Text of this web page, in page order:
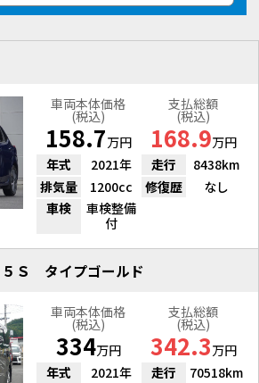
車両本体価格
(税込)
158.7万円
支払総額
(税込)
168.9万円
年式
2021年 走行
8438km
排気量
1200cc 修復歴
なし
車検
車検整備
付
Ｓ タイプゴールド
車両本体価格
(税込)
334万円
支払総額
(税込)
342.3万円
年式
2021年 走行
70518km